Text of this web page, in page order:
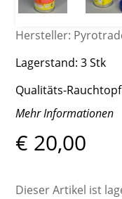
Hersteller:
Lagerstand:3 Stk
Qualitäts-
Mehr Informationen
€ 20,00
Dieser Artikel ist